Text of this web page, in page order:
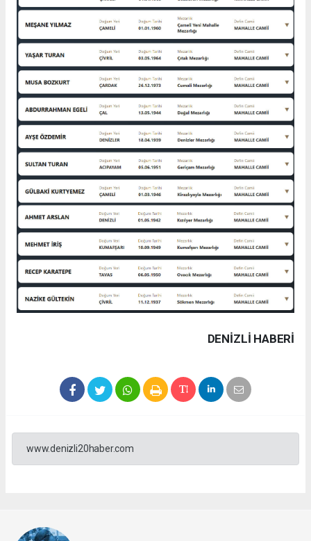
DENIZLI HABERİ
www.denizli20haber.com